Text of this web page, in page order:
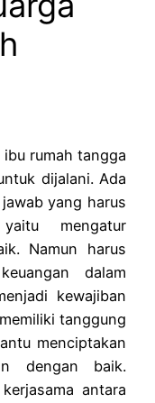
rumah tangga
dijalani. Ada
yang harus
mengatur
Namun harus
dalam
kewajiban
tanggung
menciptakan
dengan baik.
antara